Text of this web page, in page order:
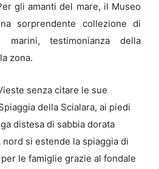
gli amanti del mare, il Museo
sorprendente collezione di
testimonianza della
zona.
senza citare le sue
della Scialara, ai piedi
distesa di sabbia dorata
si estende la spiaggia di
le famiglie grazie al fondale